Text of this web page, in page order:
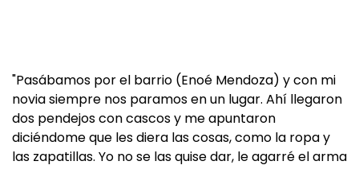
"Pasábamos por el barrio (Enoé Mendoza) y con mi
novia siempre nos paramos en un lugar. Ahí llegaron
dos pendejos con cascos y me apuntaron
diciéndome que les diera las cosas, como la ropa y
las zapatillas. Yo no se las quise dar, le agarré el arma